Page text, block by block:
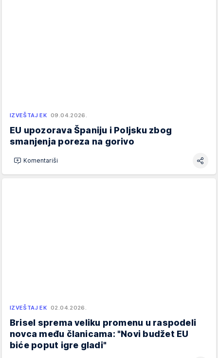
IZVEŠTAJ EK 09.04.2026.
EU upozorava Španiju i Poljsku zbog
smanjenja poreza na gorivo
Komentariši
IZVEŠTAJ EK 02.04.2026.
Brisel sprema veliku promenu u raspodeli
novca među članicama: "Novi budžet EU
biće poput igre gladi"